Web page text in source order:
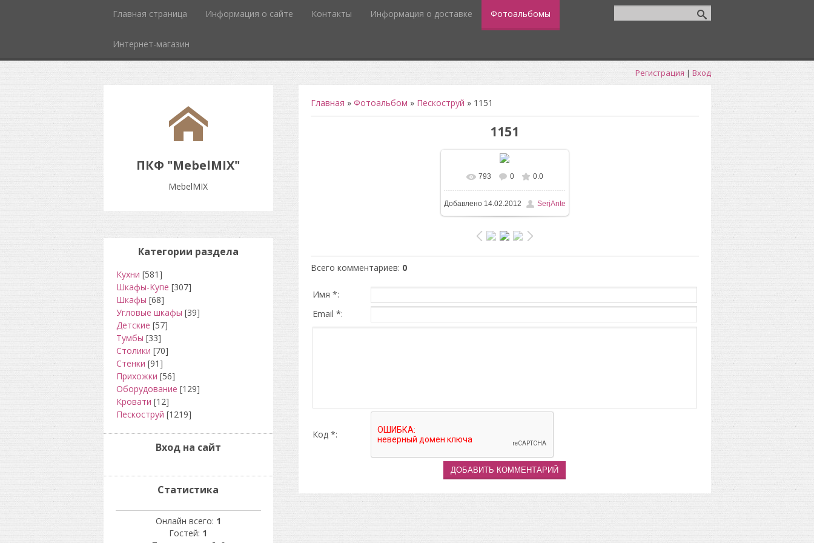
Главная страница Информация о сайте Контакты Информация о доставке Фотоальбомы
Интернет-магазин
Регистрация | Вход
ПКФ "MebelMIX"
MebelMIX
Главная » Фотоальбом » Пескоструй » 1151
1151
В реальном размере
496x732/ 66.3Kb
793 0 0.0
Добавлено14.02.2012 SerjAnte
Всего комментариев: 0
Имя *:
Email *:
Код *:
Категории раздела
Кухни [581]
Шкафы-Купе [307]
Шкафы [68]
Угловые шкафы [39]
Детские [57]
Тумбы [33]
Столики [70]
Стенки [91]
Прихожки [56]
Оборудование [129]
Кровати [12]
Пескоструй [1219]
Вход на сайт
Статистика
Онлайн всего: 1
Гостей: 1